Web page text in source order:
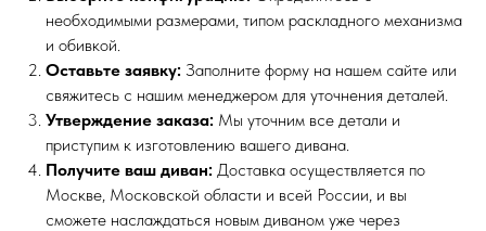
необходимыми размерами, типом раскладного механизма
и обивкой.
Оставьте заявку: Заполните форму на нашем сайте или
свяжитесь с нашим менеджером для уточнения деталей.
Утверждение заказа: Мы уточним все детали и
приступим к изготовлению вашего дивана.
Получите ваш диван: Доставка осуществляется по
Москве, Московской области и всей России, и вы
сможете наслаждаться новым диваном уже через